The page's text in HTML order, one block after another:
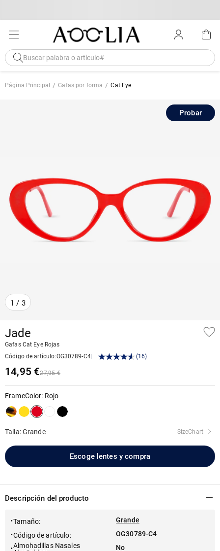
Página Principal Gafas por forma Cat Eye
1 / 3
Probar
Jade
Gafas Cat Eye Rojas
Código de artículo:OG30789-C4 (16)
14,95 €27,95 €
FrameColor: Rojo
Talla: Grande SizeChart
Escoge lentes y compra
Descripción del producto
Tamaño:
Grande
Código de artículo:
OG30789-C4
Almohadillas Nasales
No